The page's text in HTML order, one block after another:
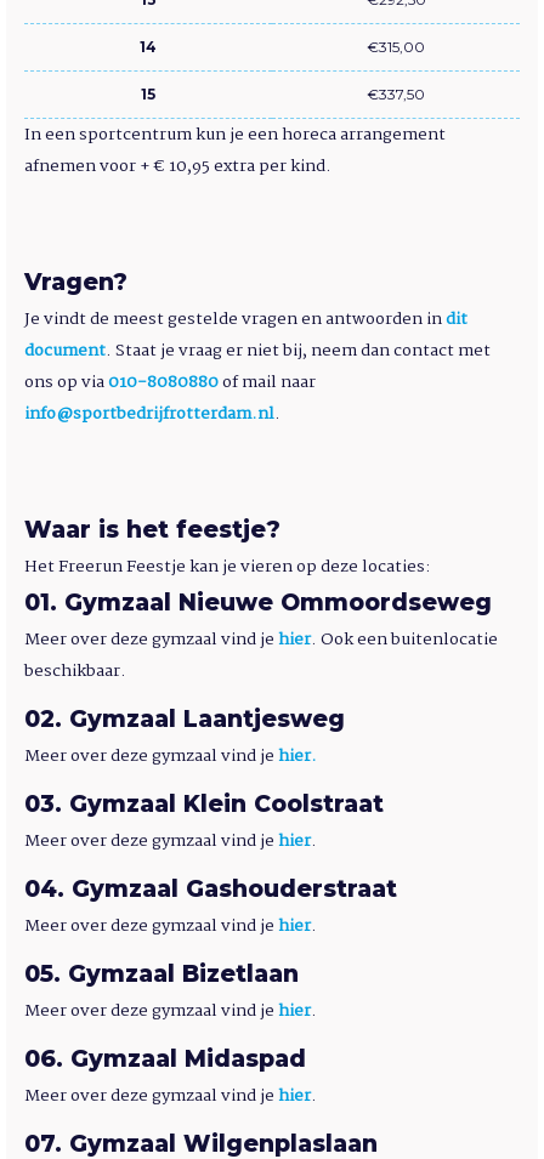
14 €315,00
15 €337,50
In een sportcentrum kun je een horeca arrangement
afnemen voor + € 10,95 extra per kind.
Vragen?
Je vindt de meest gestelde vragen en antwoorden indit
document. Staat je vraag er niet bij, neem dan contact met
ons op via010-8080880of mail naar
info@sportbedrijfrotterdam.nl.
Waar is het feestje?
Het Freerun Feestje kan je vieren op deze locaties:
01 Gymzaal Nieuwe Ommoordseweg
Meer over deze gymzaal vind jehier. Ook een buitenlocatie
beschikbaar.
02 Gymzaal Laantjesweg
Meer over deze gymzaal vind jehier.
03 Gymzaal Klein Coolstraat
Meer over deze gymzaal vind jehier.
04 Gymzaal Gashouderstraat
Meer over deze gymzaal vind jehier.
05 Gymzaal Bizetlaan
Meer over deze gymzaal vind jehier.
06 Gymzaal Midaspad
Meer over deze gymzaal vind jehier.
07 Gymzaal Wilgenplaslaan